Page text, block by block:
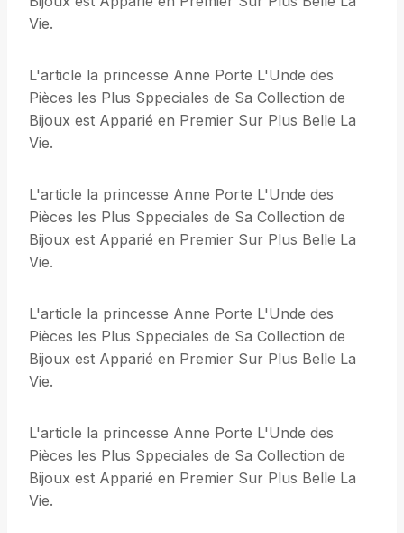
Vie.
L'article la princesse Anne Porte L'Unde des
Pièces les Plus Sppeciales de Sa Collection de
Bijoux est Apparié en Premier Sur Plus Belle La
Vie.
L'article la princesse Anne Porte L'Unde des
Pièces les Plus Sppeciales de Sa Collection de
Bijoux est Apparié en Premier Sur Plus Belle La
Vie.
L'article la princesse Anne Porte L'Unde des
Pièces les Plus Sppeciales de Sa Collection de
Bijoux est Apparié en Premier Sur Plus Belle La
Vie.
L'article la princesse Anne Porte L'Unde des
Pièces les Plus Sppeciales de Sa Collection de
Bijoux est Apparié en Premier Sur Plus Belle La
Vie.